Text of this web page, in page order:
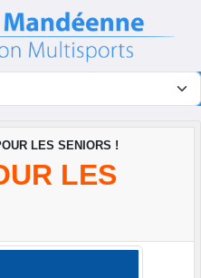
LES SENIORS !
LES